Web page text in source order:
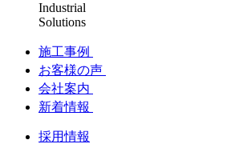
Industrial
Solutions
施工事例
お客様の声
会社案内
新着情報
採用情報